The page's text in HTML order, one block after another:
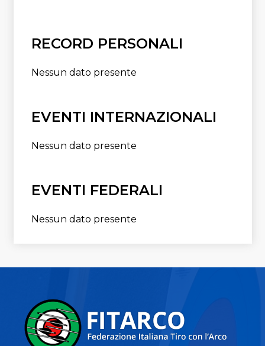
RECORD PERSONALI
Nessun dato presente
EVENTI INTERNAZIONALI
Nessun dato presente
EVENTI FEDERALI
Nessun dato presente